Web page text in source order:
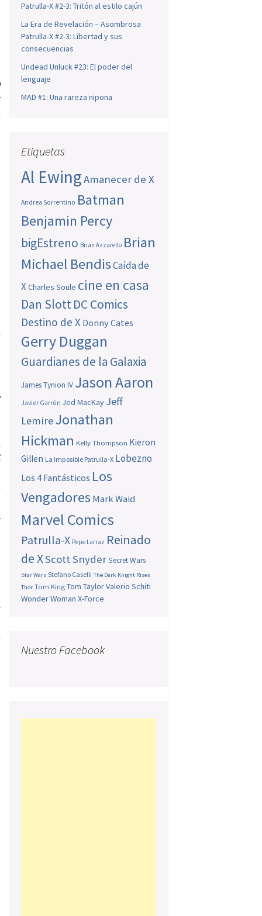
Patrulla-X #2-3: Tritón al estilo cajún
La Era de Revelación – Asombrosa
Patrulla-X #2-3: Libertad y sus
consecuencias
Undead Unluck #23: El poder del
lenguaje
MAD #1: Una rareza nipona
Etiquetas
Al EwingAmanecer de X
Andrea Sorrentino Batman
Benjamin Percy
bigEstreno Brian Azzarello Brian
Michael BendisCaída de
XCharles Soule cine en casa
Dan SlottDC Comics
Destino de X Donny Cates
Gerry Duggan
Guardianes de la Galaxia
James Tynion IV Jason Aaron
Javier Garrón Jed MacKay Jeff
LemireJonathan
Hickman Kelly Thompson Kieron
Gillen La Imposible Patrulla-X Lobezno
Los 4 Fantásticos Los
Vengadores Mark Waid
Marvel Comics
Patrulla-X Pepe Larraz Reinado
de XScott SnyderSecret Wars
Star Wars Stefano Caselli The Dark Knight Rises
Thor Tom King Tom TaylorValerio Schiti
Wonder Woman X-Force
Nuestro Facebook